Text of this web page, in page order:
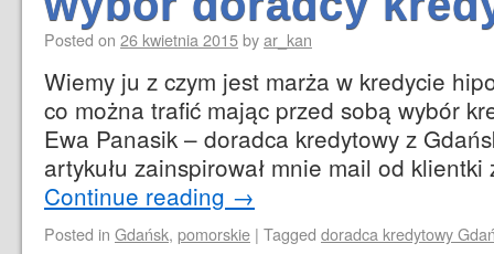
Posted on 26 kwietnia 2015byar_kan
Wiemy ju z czym jest marża w kredycie
co można trafić mając przed sobą wybór
Ewa Panasik – doradca kredytowy z
artykułu zainspirował mnie mail od
Continue reading →
Posted in Gdańsk, pomorskie | Tagged doradca kredytowy